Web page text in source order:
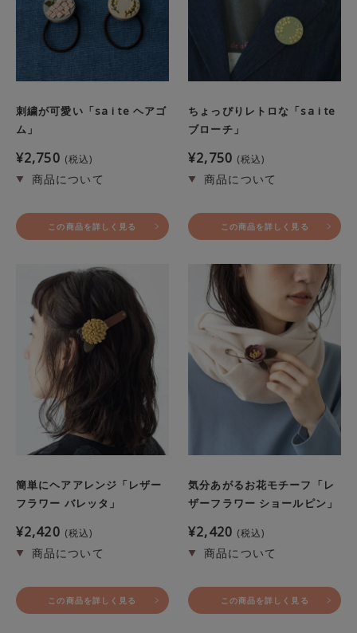
刺繍が可愛い「sa i te ヘアゴ
ム」
¥2,750 税込
この商品を詳しく見る
ちょっぴりレトロな「sa i te
ブローチ」
¥2,750 税込
この商品を詳しく見る
簡単にヘアアレンジ「レザー
フラワー バレッタ」
¥2,420 税込
この商品を詳しく見る
気分あがるお花モチーフ「レ
ザーフラワー ショールピン」
¥2,420 税込
この商品を詳しく見る